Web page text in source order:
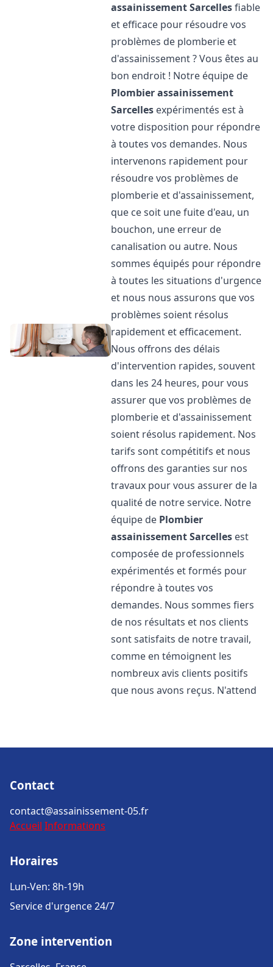
assainissementSarcellesfiable
et efficace pour résoudre vos
problèmes de plomberie et
d'assainissement ? Vous êtes au
bon endroit ! Notre équipe de
Plombier assainissement
Sarcelles expérimentés est à
votre disposition pour répondre
à toutes vos demandes. Nous
intervenons rapidement pour
résoudre vos problèmes de
plomberie et d'assainissement,
que ce soit une fuite d'eau, un
bouchon, une erreur de
canalisation ou autre. Nous
sommes équipés pour répondre
à toutes les situations d'urgence
et nous nous assurons que vos
problèmes soient résolus
rapidement et efficacement.
Nous offrons des délais
d'intervention rapides, souvent
dans les 24 heures, pour vous
assurer que vos problèmes de
plomberie et d'assainissement
soient résolus rapidement. Nos
tarifs sont compétitifs et nous
offrons des garanties sur nos
travaux pour vous assurer de la
qualité de notre service. Notre
équipe de Plombier
assainissementSarcelles est
composée de professionnels
expérimentés et formés pour
répondre à toutes vos
demandes. Nous sommes fiers
de nos résultats et nos clients
sont satisfaits de notre travail,
comme en témoignent les
nombreux avis clients positifs
que nous avons reçus. N'attend
Contact
contact@assainissement-05.fr
Accueil Informations
Horaires
Lun-Ven: 8h-19h
Service d'urgence 24/7
Zone intervention